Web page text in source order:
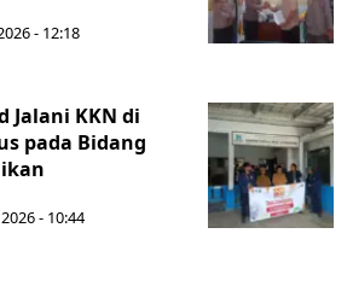
- 12:18
Jalani KKN di
pada Bidang
- 10:44